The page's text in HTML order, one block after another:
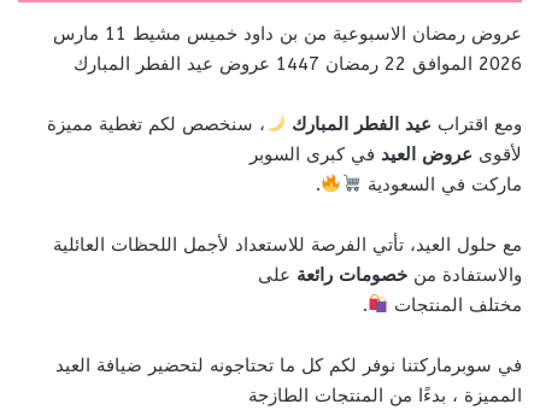
عروض رمضان الاسبوعية من بن داود خميس مشيط 11 مارس
2026 الموافق 22 رمضان 1447 عروض عيد الفطر المبارك
ومع اقتراب عيد الفطر المبارك
، سنخصص لكم تغطية مميزة
لأقوى عروض العيد في كبرى السوبر
ماركت في السعودية
.
مع حلول العيد، تأتي الفرصة للاستعداد لأجمل اللحظات العائلية
والاستفادة من خصومات رائعة على
مختلف المنتجات
.
في سوبرماركتنا نوفر لكم كل ما تحتاجونه لتحضير ضيافة العيد
المميزة ، بدءًا من المنتجات الطازجة